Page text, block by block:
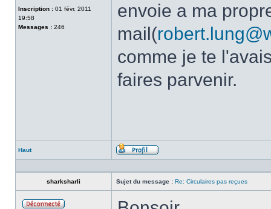
Inscription : 01 févr. 2011
19:58
Messages : 246
envoie a ma
mail(
comme je te
faires parvenir.
Haut
Profil
sharksharli Sujet du message : Re: Circulaires pas reçues